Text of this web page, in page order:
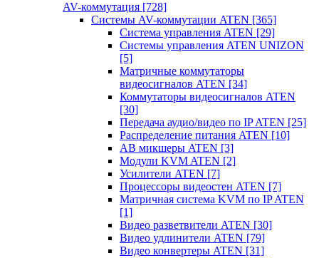
AV-коммутация [728]
Системы AV-коммутации ATEN [365]
Система управления ATEN [29]
Системы управления ATEN UNIZON
[5]
Матричные коммутаторы
видеосигналов ATEN [34]
Коммутаторы видеосигналов ATEN
[30]
Передача аудио/видео по IP ATEN [25]
Распределение питания ATEN [10]
АВ микшеры ATEN [3]
Модули KVM ATEN [2]
Усилители ATEN [7]
Процессоры видеостен ATEN [7]
Матричная система KVM по IP ATEN
[1]
Видео разветвители ATEN [30]
Видео удлинители ATEN [79]
Видео конвертеры ATEN [31]